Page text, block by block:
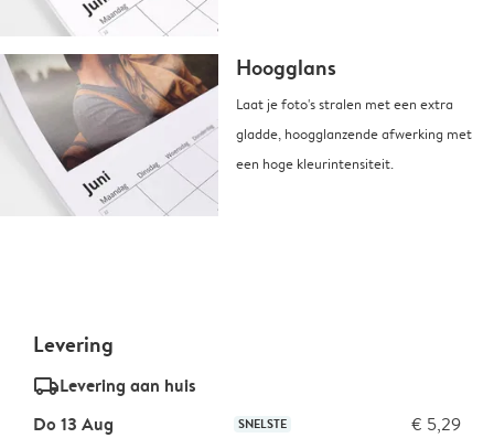
Hoogglans
Laat je foto's stralen met een extra
gladde, hoogglanzende afwerking met
een hoge kleurintensiteit.
Levering
delivery_standard_v2Levering aan huis
Do 13 Aug
SNELSTE € 5,29